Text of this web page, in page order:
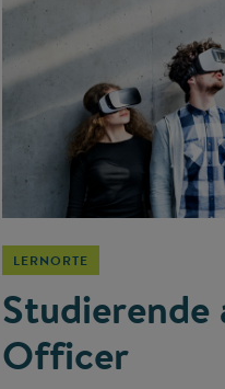
LERNORTE
Studierende
Officer